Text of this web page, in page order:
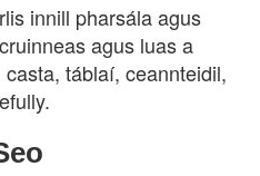
innill pharsála agus
agus luas a
táblaí, ceannteidil,